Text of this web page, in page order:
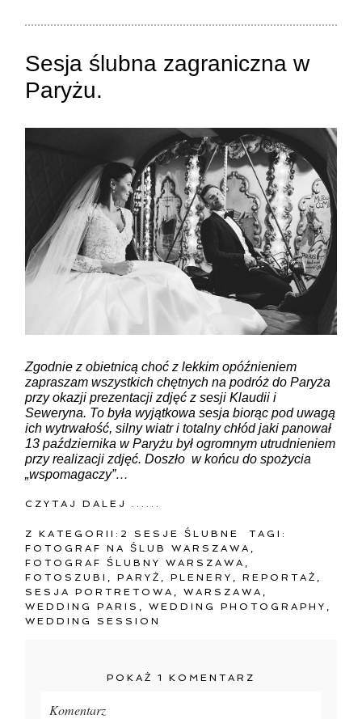
ZAMIEŚĆ KOMENTARZ
Sesja ślubna zagraniczna w
Paryżu.
Zgodnie z obietnicą choć z lekkim opóźnieniem
zapraszam wszystkich chętnych na podróż do Paryża
przy okazji prezentacji zdjęć z sesji Klaudii i
Seweryna. To była wyjątkowa sesja biorąc pod uwagą
ich wytrwałość, silny wiatr i totalny chłód jaki panował
13 października w Paryżu był ogromnym utrudnieniem
przy realizacji zdjęć. Doszło w końcu do spożycia
„wspomagaczy”…
CZYTAJ DALEJ ......
Z KATEGORII: 2 SESJE ŚLUBNE
TAGI:
FOTOGRAF NA ŚLUB WARSZAWA
FOTOGRAF ŚLUBNY WARSZAWA
FOTOSZUBI
,PARYŻ ,PLENERY ,REPORTAŻ
SESJA PORTRETOWA
,WARSZAWA
WEDDING PARIS
,WEDDING PHOTOGRAPHY
WEDDING SESSION
POKAŻ 1 KOMENTARZ
Komentarz